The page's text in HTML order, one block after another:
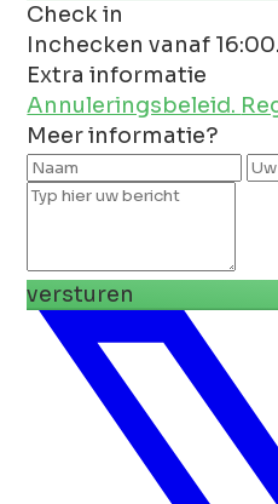
Check in
Inchecken vanaf
Extra informatie
Annuleringsbeleid.
Meer informatie?
versturen